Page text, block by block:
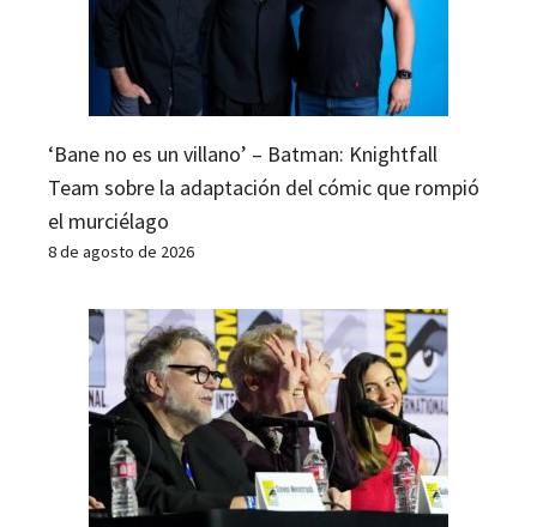
‘Bane no es un villano’ – Batman: Knightfall
Team sobre la adaptación del cómic que rompió
el murciélago
8 de agosto de 2026